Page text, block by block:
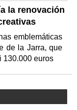
la renovación
emblemáticas
de la Jarra, que
130.000 euros